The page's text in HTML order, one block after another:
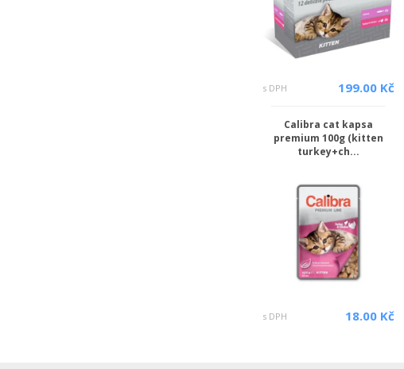
s DPH 199.00 Kč
Calibra cat kapsa
premium 100g (kitten
turkey+ch...
s DPH 18.00 Kč